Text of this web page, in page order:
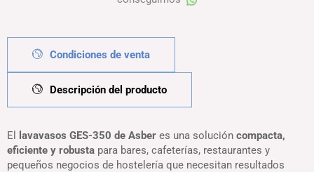
Condiciones de venta
Descripción del producto
El lavavasos GES-350 de Asber es una solución compacta,
eficiente y robusta para bares, cafeterías, restaurantes y
pequeños negocios de hostelería que necesitan resultados